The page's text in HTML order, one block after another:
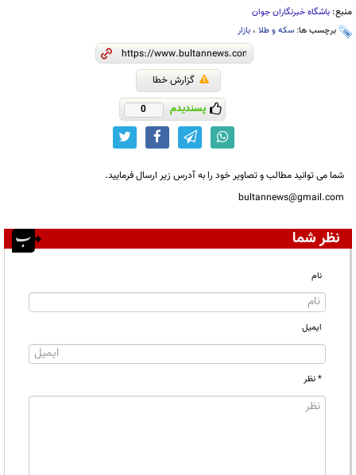
منبع: باشگاه خبرنگاران جوان
برچسب ها: سکه و طلا ، بازار
گزارش خطا
پسندیدم 0
شما می توانید مطالب و تصاویر خود را به آدرس زیر ارسال فرمایید.
bultannews@gmail.com
نظر شما
نام
ایمیل
* نظر